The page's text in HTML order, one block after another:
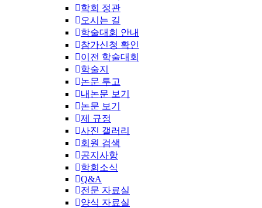
학회 정관
오시는 길
학술대회 안내
참가신청 확인
이전 학술대회
학술지
논문 투고
내논문 보기
논문 보기
제 규정
사진 갤러리
회원 검색
공지사항
학회소식
Q&A
전문 자료실
양식 자료실